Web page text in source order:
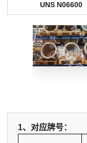
UNS N06600
1、对应牌号：